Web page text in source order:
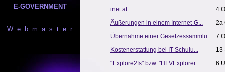
E-GOVERNMENT
W e b m a s t e r
inet.at
4
Äußerungen in einem Internet-G...
2a
Übernahme einer Gesetzessammlu... 7
Kostenerstattung bei IT-Schulu...
13
"Explore2fs" bzw. "HFVExplorer...
6